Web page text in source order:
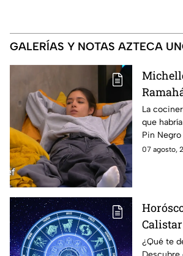
GALERÍAS Y NOTAS AZTECA
Negro
de las
La
que
Pin Negro
hubiera
07 agosto,
agosto;
¿Qué te